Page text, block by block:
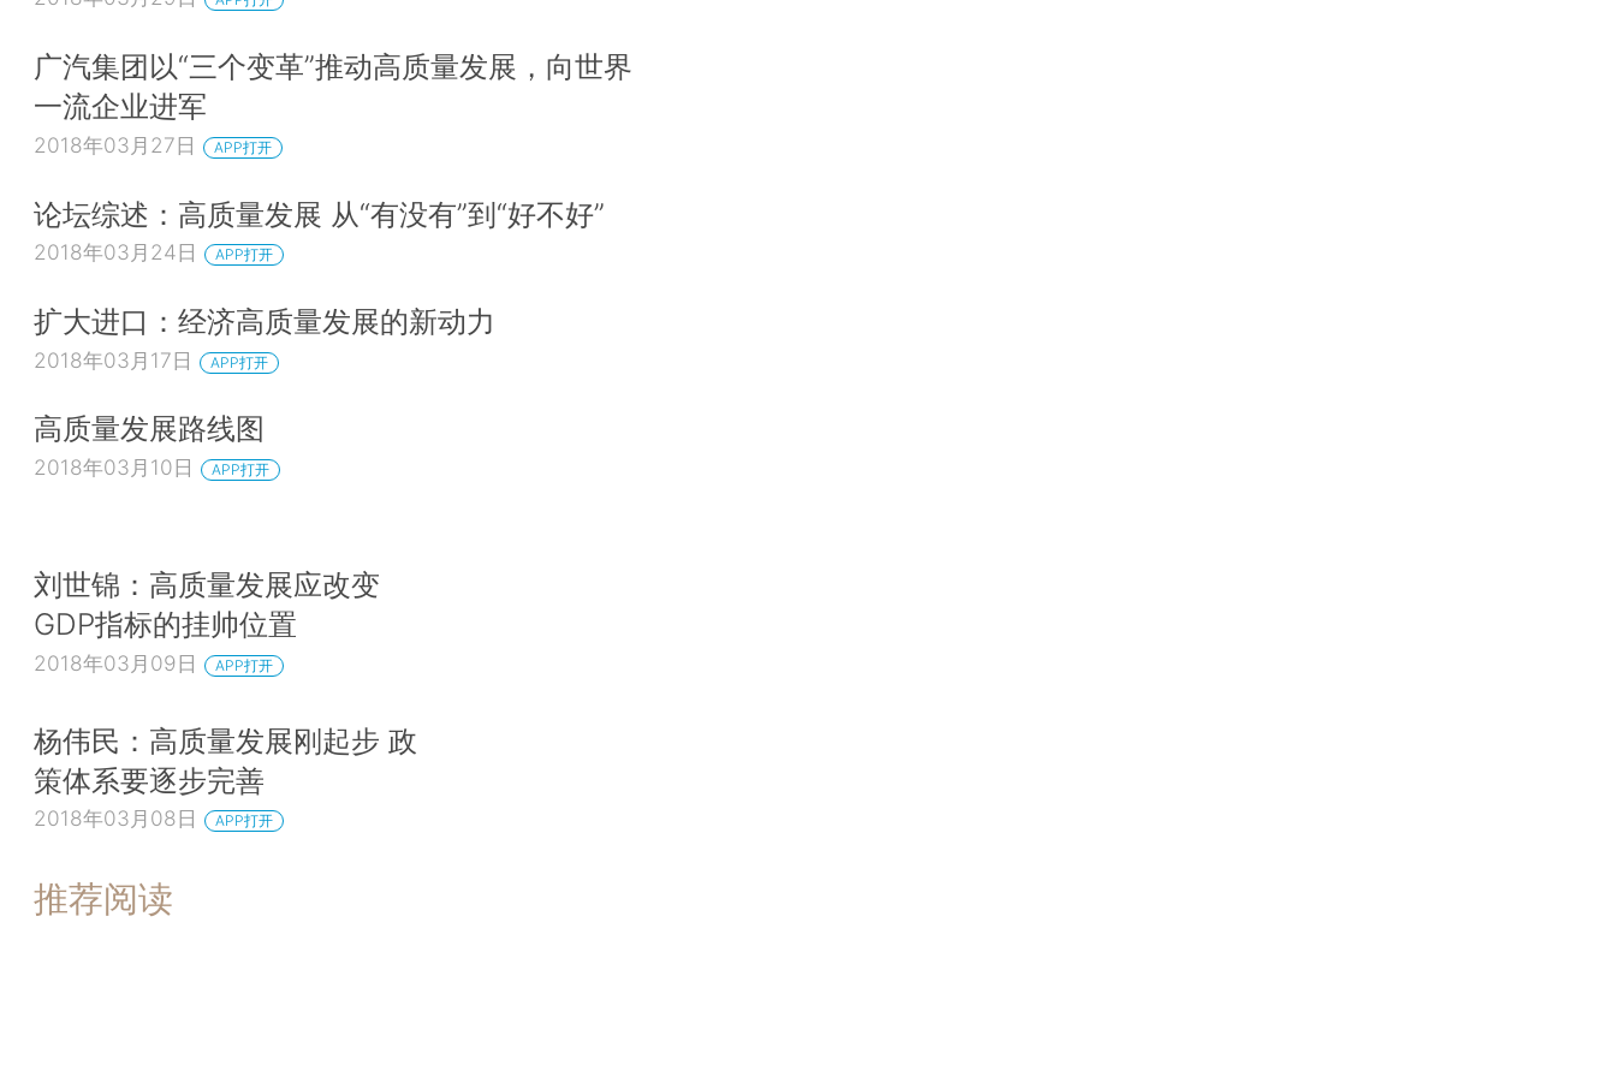
广汽集团以“三个变革”推动高质量发展，向世界
一流企业进军
2018年03月27日 APP打开
论坛综述：高质量发展 从“有没有”到“好不好”
2018年03月24日 APP打开
扩大进口：经济高质量发展的新动力
2018年03月17日 APP打开
高质量发展路线图
2018年03月10日 APP打开
刘世锦：高质量发展应改变
GDP指标的挂帅位置
2018年03月09日 APP打开
杨伟民：高质量发展刚起步 政
策体系要逐步完善
2018年03月08日 APP打开
推荐阅读